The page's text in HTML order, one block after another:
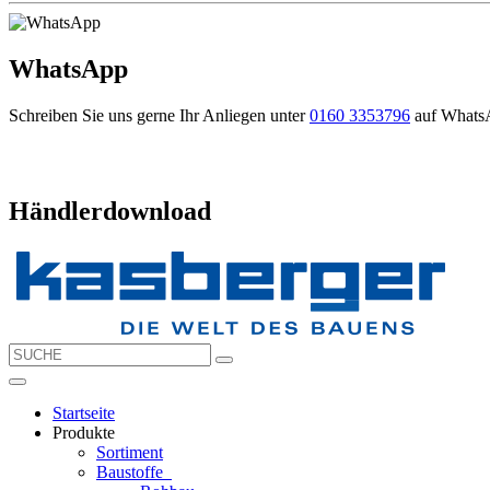
WhatsApp
Schreiben Sie uns gerne Ihr Anliegen unter0160 3353796 auf
Händlerdownload
Startseite
Produkte
Sortiment
Baustoffe